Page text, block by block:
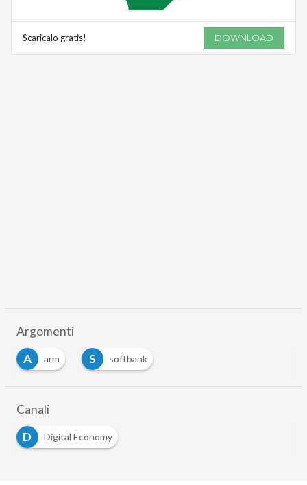
Scaricalo gratis! DOWNLOAD
Argomenti
A
arm S softbank
Canali
D
Digital Economy